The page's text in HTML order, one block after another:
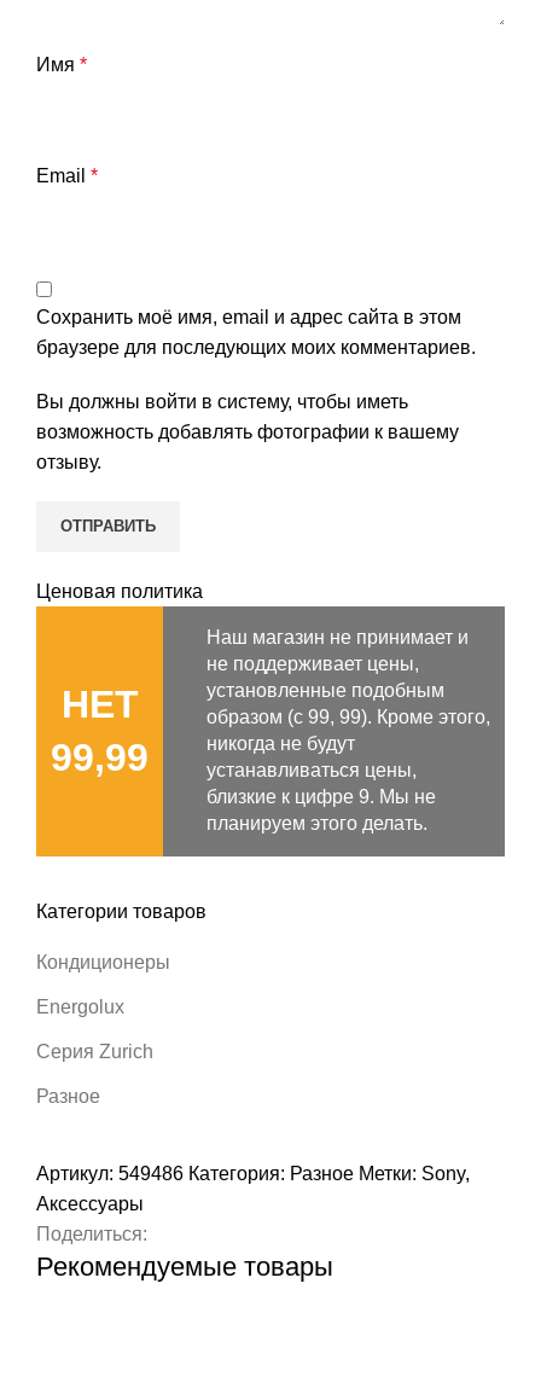
Имя *
Email *
Сохранить моё имя, email и адрес сайта в этом
браузере для последующих моих комментариев.
Вы должны войти в систему, чтобы иметь
возможность добавлять фотографии к вашему
отзыву.
Ценовая политика
НЕТ
99,99
Наш магазин не принимает и
не поддерживает цены,
установленные подобным
образом (с 99, 99). Кроме этого,
никогда не будут
устанавливаться цены,
близкие к цифре 9. Мы не
планируем этого делать.
Категории товаров
Кондиционеры
Energolux
Серия Zurich
Разное
Артикул: 549486 Категория: Разное Метки: Sony,
Аксессуары
Поделиться:
Рекомендуемые товары